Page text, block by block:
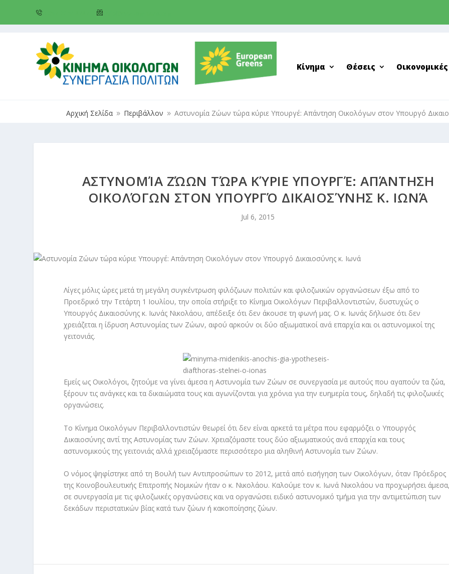
Κίνημα Θέσεις
Αρχική Σελίδα 9 Περιβάλλον 9 Αστυνομία Ζώων τώρα κύριε Υπουργέ: Απάντηση Οικολόγων στον Υπουργό
ΑΣΤΥΝΟΜΊΑ ΖΏΩΝ ΤΏΡΑ ΚΎΡΙΕ ΥΠΟΥΡΓΈ: ΑΠΆΝΤΗΣΗ
ΟΙΚΟΛΌΓΩΝ ΣΤΟΝ ΥΠΟΥΡΓΌ ΔΙΚΑΙΟΣΎΝΗΣ Κ. ΙΩΝΆ
Jul 6, 2015
Λίγες μόλις ώρες μετά τη μεγάλη συγκέντρωση φιλόζωων πολιτών και φιλοζωικών οργανώσεων έξω από το
Προεδρικό την Τετάρτη 1 Ιουλίου, την οποία στήριξε το Κίνημα Οικολόγων Περιβαλλοντιστών, δυστυχώς ο
Υπουργός Δικαιοσύνης κ. Ιωνάς Νικολάου, απέδειξε ότι δεν άκουσε τη φωνή μας. Ο κ. Ιωνάς δήλωσε ότι δεν
χρειάζεται η ίδρυση Αστυνομίας των Ζώων, αφού αρκούν οι δύο αξιωματικοί ανά επαρχία και οι αστυνομικοί της
γειτονιάς.
Εμείς ως Οικολόγοι, ζητούμε να γίνει άμεσα η Αστυνομία των Ζώων σε συνεργασία με αυτούς που αγαπούν τα ζώα,
ξέρουν τις ανάγκες και τα δικαιώματα τους και αγωνίζονται για χρόνια για την ευημερία τους, δηλαδή τις φιλοζωικές
οργανώσεις.
Το Κίνημα Οικολόγων Περιβαλλοντιστών θεωρεί ότι δεν είναι αρκετά τα μέτρα που εφαρμόζει ο Υπουργός
Δικαιοσύνης αντί της Αστυνομίας των Ζώων. Χρειαζόμαστε τους δύο αξιωματικούς ανά επαρχία και τους
αστυνομικούς της γειτονιάς αλλά χρειαζόμαστε περισσότερο μια αληθινή Αστυνομία των Ζώων.
Ο νόμος ψηφίστηκε από τη Βουλή των Αντιπροσώπων το 2012, μετά από εισήγηση των Οικολόγων, όταν Πρόεδρος
της Κοινοβουλευτικής Επιτροπής Νομικών ήταν ο κ. Νικολάου. Καλούμε τον κ. Ιωνά Νικολάου να προχωρήσει
σε συνεργασία με τις φιλοζωικές οργανώσεις και να οργανώσει ειδικό αστυνομικό τμήμα για την αντιμετώπιση των
δεκάδων περιστατικών βίας κατά των ζώων ή κακοποίησης ζώων.